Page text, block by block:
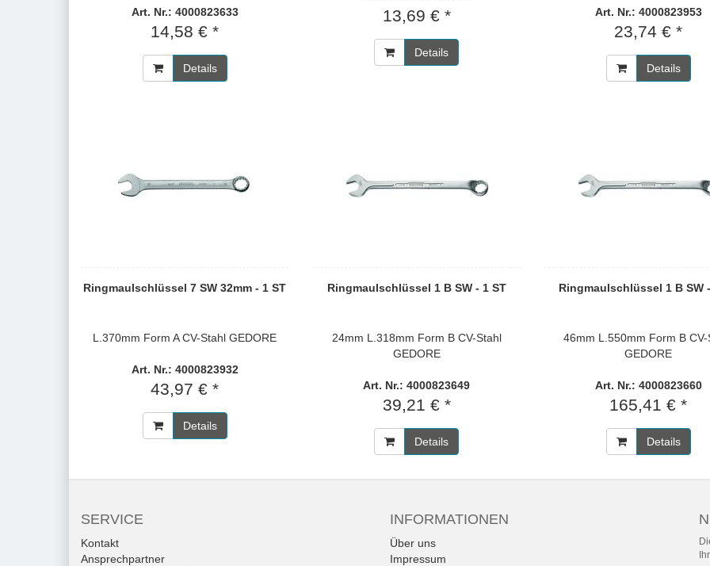
Art. Nr.: 4000823633
14,58 € *
Details
13,69 € *
Details
Art. Nr.: 4000823953
23,74 € *
Details
Ringmaulschlüssel 7 SW 32mm - 1 ST
L.370mm Form A CV-Stahl GEDORE
Art. Nr.: 4000823932
43,97 € *
Details
Ringmaulschlüssel 1 B SW - 1 ST
24mm L.318mm Form B CV-Stahl
GEDORE
Art. Nr.: 4000823649
39,21 € *
Details
Ringmaulschlüssel 1 B SW
46mm L.550mm Form B CV-
GEDORE
Art. Nr.: 4000823660
165,41 € *
Details
SERVICE
Kontakt
Ansprechpartner
INFORMATIONEN
Über uns
Impressum